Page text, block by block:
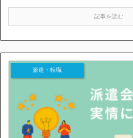
記事を読む
派遣・転職